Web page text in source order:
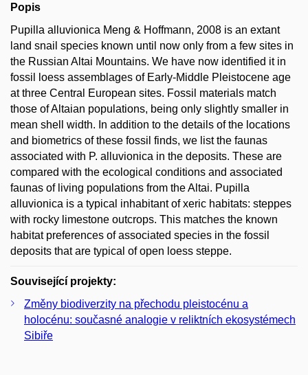
Popis
Pupilla alluvionica Meng & Hoffmann, 2008 is an extant
land snail species known until now only from a few sites in
the Russian Altai Mountains. We have now identified it in
fossil loess assemblages of Early-Middle Pleistocene age
at three Central European sites. Fossil materials match
those of Altaian populations, being only slightly smaller in
mean shell width. In addition to the details of the locations
and biometrics of these fossil finds, we list the faunas
associated with P. alluvionica in the deposits. These are
compared with the ecological conditions and associated
faunas of living populations from the Altai. Pupilla
alluvionica is a typical inhabitant of xeric habitats: steppes
with rocky limestone outcrops. This matches the known
habitat preferences of associated species in the fossil
deposits that are typical of open loess steppe.
Související projekty:
Změny biodiverzity na přechodu pleistocénu a
holocénu: současné analogie v reliktních ekosystémech
Sibiře